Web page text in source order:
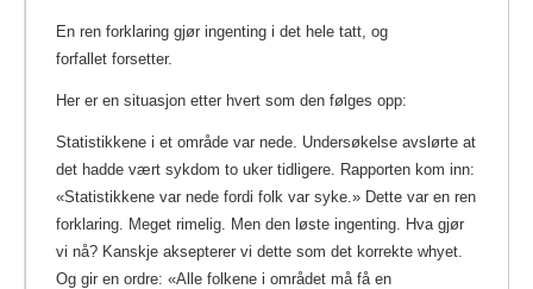
En ren forklaring gjør ingenting i det hele tatt, og
forfallet forsetter.
Her er en situasjon etter hvert som den følges opp:
Statistikkene i et område var nede. Undersøkelse avslørte at
det hadde vært sykdom to uker tidligere. Rapporten kom inn:
«Statistikkene var nede fordi folk var syke.» Dette var en ren
forklaring. Meget rimelig. Men den løste ingenting. Hva gjør
vi nå? Kanskje aksepterer vi dette som det korrekte whyet.
Og gir en ordre: «Alle folkene i området må få en